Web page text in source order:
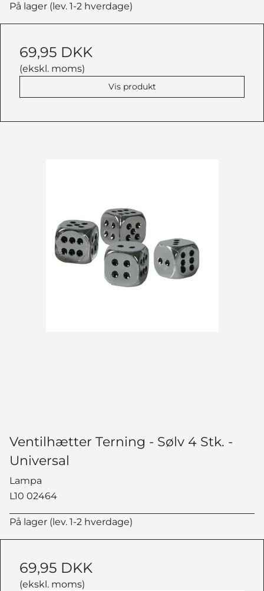
På lager (lev. 1-2 hverdage)
69,95 DKK
(ekskl. moms)
Vis produkt
Ventilhætter Terning - Sølv 4 Stk. -
Universal
Lampa
L10 02464
På lager (lev. 1-2 hverdage)
69,95 DKK
(ekskl. moms)